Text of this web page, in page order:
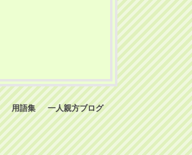
用語集 一人親方ブログ